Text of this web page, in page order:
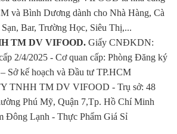
trồng đúng trên vùng đất Mỹ Lệ. Những
giống lúa này. Tuy nhiên, hương thơm
đặc trưng như giống nguyên bản.
Hương Chợ Đào
hạt thon dài, mềm và dẻo cơm. Gạo có
vào bên trong sẽ có màu hạt lựu hồng
mùi hương đặc trưng lan tỏa khắp gian
và Bình Dương dành cho Nhà Hàng, Cà
Bar, Trường Học, Siêu Thị,...
TM DV VIFOOD.Giấy CNĐKDN:
2/4/2025 - Cơ quan cấp: Phòng Đăng ký
Sở kế hoạch và Đầu tư TP.HCM
TNHH TM DV VIFOOD - Trụ sở: 48
Phú Mỹ, Quận 7,Tp. Hồ Chí Minh
Đông Lạnh - Thực Phẩm Giá Sỉ